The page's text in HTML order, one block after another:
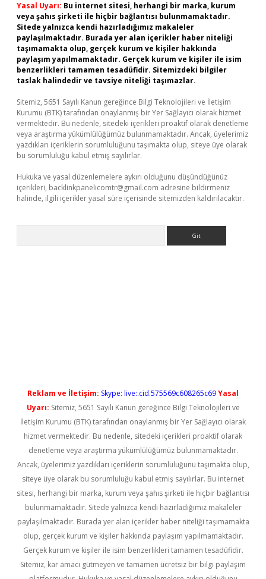
Yasal Uyarı: Bu internet sitesi, herhangi bir marka, kurum
veya şahıs şirketi ile hiçbir bağlantısı bulunmamaktadır.
Sitede yalnızca kendi hazırladığımız makaleler
paylaşılmaktadır. Burada yer alan içerikler haber niteliği
taşımamakta olup, gerçek kurum ve kişiler hakkında
paylaşım yapılmamaktadır. Gerçek kurum ve kişiler ile isim
benzerlikleri tamamen tesadüfidir. Sitemizdeki bilgiler
taslak halindedir ve tavsiye niteliği taşımazlar.
Sitemiz, 5651 Sayılı Kanun gereğince Bilgi Teknolojileri ve İletişim
Kurumu (BTK) tarafından onaylanmış bir Yer Sağlayıcı olarak hizmet
vermektedir. Bu nedenle, sitedeki içerikleri proaktif olarak denetleme
veya araştırma yükümlülüğümüz bulunmamaktadır. Ancak, üyelerimiz
yazdıkları içeriklerin sorumluluğunu taşımakta olup, siteye üye olarak
bu sorumluluğu kabul etmiş sayılırlar.
Hukuka ve yasal düzenlemelere aykırı olduğunu düşündüğünüz
içerikleri, backlinkpanelicomtr@gmail.com adresine bildirmeniz
halinde, ilgili içerikler yasal süre içerisinde sitemizden kaldırılacaktır.
Reklam ve İletişim: Skype: live:.cid.575569c608265c69Yasal
Uyarı: Sitemiz, 5651 Sayılı Kanun gereğince Bilgi Teknolojileri ve
İletişim Kurumu (BTK) tarafından onaylanmış bir Yer Sağlayıcı olarak
hizmet vermektedir. Bu nedenle, sitedeki içerikleri proaktif olarak
denetleme veya araştırma yükümlülüğümüz bulunmamaktadır.
Ancak, üyelerimiz yazdıkları içeriklerin sorumluluğunu taşımakta olup,
siteye üye olarak bu sorumluluğu kabul etmiş sayılırlar. Bu internet
sitesi, herhangi bir marka, kurum veya şahıs şirketi ile hiçbir bağlantısı
bulunmamaktadır. Sitede yalnızca kendi hazırladığımız makaleler
paylaşılmaktadır. Burada yer alan içerikler haber niteliği taşımamakta
olup, gerçek kurum ve kişiler hakkında paylaşım yapılmamaktadır.
Gerçek kurum ve kişiler ile isim benzerlikleri tamamen tesadüfidir.
Sitemiz, kar amacı gütmeyen ve tamamen ücretsiz bir bilgi paylaşım